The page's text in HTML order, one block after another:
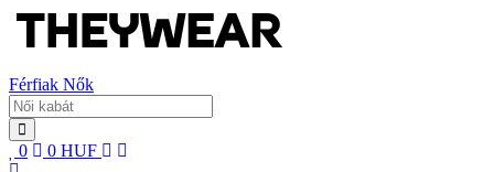
Férfiak Nők
0 0 HUF